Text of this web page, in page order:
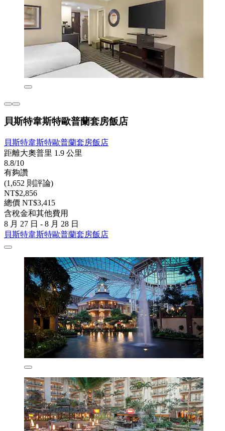
貝斯特韋斯特歐普蘭套房飯店
貝斯特韋斯特歐普蘭套房飯店
距離大奧普里 1.9 公里
8.8/10
有夠讚
(1,652 則評論)
NT$2,856
總價 NT$3,415
含稅金和其他費用
8 月 27 日 - 8 月 28 日
貝斯特韋斯特歐普蘭套房飯店